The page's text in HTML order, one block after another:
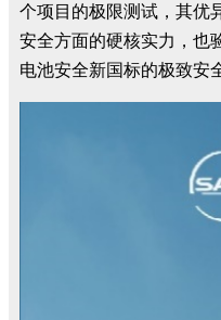
个项目的极限测试，其优
安全方面的硬核实力，也
电池安全新国标的极致安